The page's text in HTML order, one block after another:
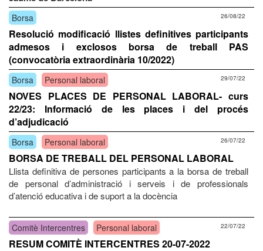
Borsa 26/08/22
Resolució modificació llistes definitives participants
admesos i exclosos borsa de treball PAS
(convocatòria extraordinària 10/2022)
Borsa Personal laboral 29/07/22
NOVES PLACES DE PERSONAL LABORAL- curs
22/23: Informació de les places i del procés
d’adjudicació
Borsa Personal laboral 26/07/22
BORSA DE TREBALL DEL PERSONAL LABORAL
Llista definitiva de persones participants a la borsa de treball
de personal d’administració i serveis i de professionals
d’atenció educativa i de suport a la docència
Comitè Intercentres Personal laboral 22/07/22
RESUM COMITÈ INTERCENTRES 20-07-2022